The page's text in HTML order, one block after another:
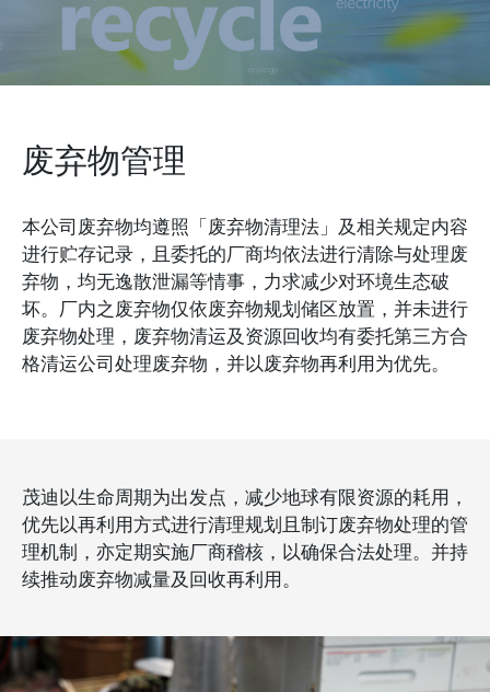
废弃物管理
本公司废弃物均遵照「废弃物清理法」及相关规定内容
进行贮存记录，且委托的厂商均依法进行清除与处理废
弃物，均无逸散泄漏等情事，力求减少对环境生态破
坏。厂内之废弃物仅依废弃物规划储区放置，并未进行
废弃物处理，废弃物清运及资源回收均有委托第三方合
格清运公司处理废弃物，并以废弃物再利用为优先。
茂迪以生命周期为出发点，减少地球有限资源的耗用，
优先以再利用方式进行清理规划且制订废弃物处理的管
理机制，亦定期实施厂商稽核，以确保合法处理。并持
续推动废弃物减量及回收再利用。